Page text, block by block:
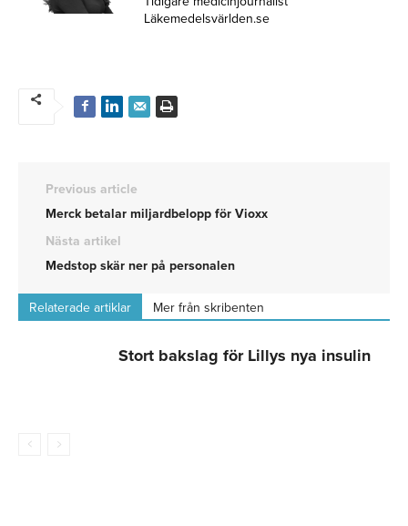
Läkemedelsvärlden.se
Previous article
Merck betalar miljardbelopp för Vioxx
Nästa artikel
Medstop skär ner på personalen
Relaterade artiklar Mer från skribenten
Stort bakslag för Lillys nya insulin